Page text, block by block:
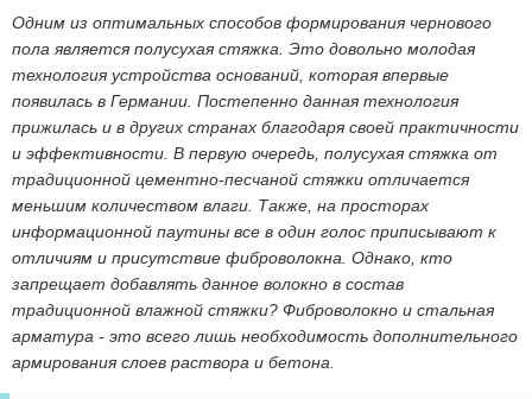
Одним из оптимальных способов формирования чернового
пола является полусухая стяжка. Это довольно молодая
технология устройства оснований, которая впервые
появилась в Германии. Постепенно данная технология
прижилась и в других странах благодаря своей практичности
и эффективности. В первую очередь, полусухая стяжка от
традиционной цементно-песчаной стяжки отличается
меньшим количеством влаги. Также, на просторах
информационной паутины все в один голос приписывают к
отличиям и присутствие фиброволокна. Однако, кто
запрещает добавлять данное волокно в состав
традиционной влажной стяжки? Фиброволокно и стальная
арматура - это всего лишь необходимость дополнительного
армирования слоев раствора и бетона.